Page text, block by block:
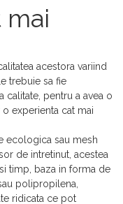
mai
acestora variind
trebuie sa fie
calitate, pentru a avea o
experienta cat mai
ecologica sau mesh
de intretinut, acestea
timp, baza in forma de
polipropilena,
ridicata ce pot